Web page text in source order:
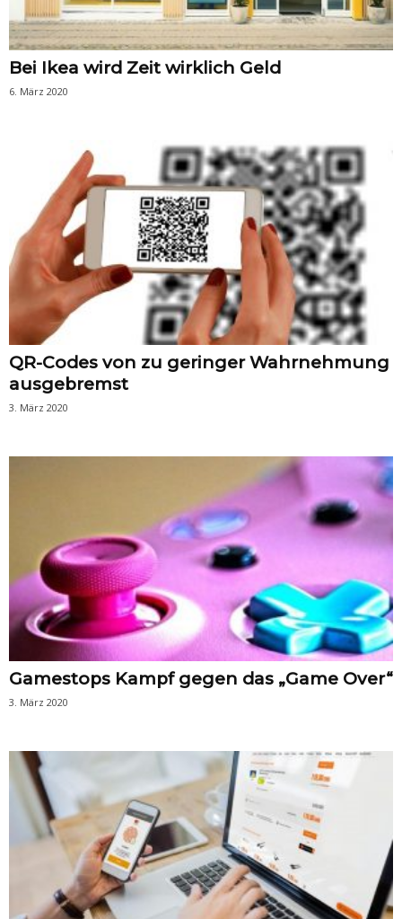
Bei Ikea wird Zeit wirklich Geld
6. März 2020
QR-Codes von zu geringer Wahrnehmung
ausgebremst
3. März 2020
Gamestops Kampf gegen das „Game Over“
3. März 2020